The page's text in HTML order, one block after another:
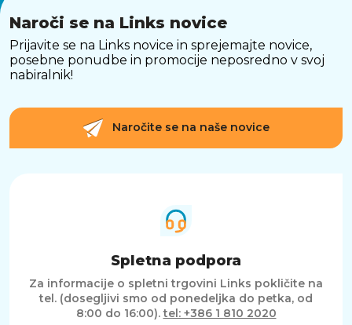
Naroči se na Links novice
Prijavite se na Links novice in sprejemajte novice,
posebne ponudbe in promocije neposredno v svoj
nabiralnik!
Naročite se na naše novice
Spletna podpora
Za informacije o spletni trgovini Links pokličite na
tel. (dosegljivi smo od ponedeljka do petka, od
8:00 do 16:00).tel: +386 1 810 2020